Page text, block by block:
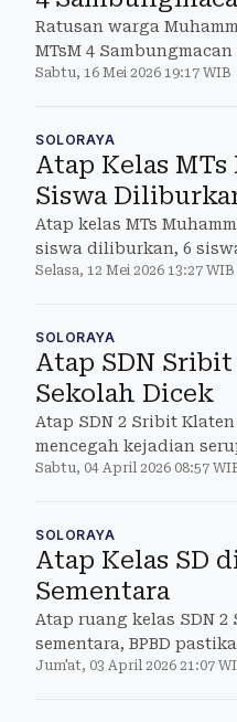
Ratusan warga
MTsM 4
Sabtu, 16 Mei 2026 19:17 WIB
SOLORAYA
Atap Kelas
Siswa
Atap kelas MTs
siswa diliburkan, 6
Selasa, 12 Mei 2026 13:27 WIB
SOLORAYA
Atap SDN
Sekolah Dicek
Atap SDN 2 Sribit
mencegah kejadian
Sabtu, 04 April 2026 08:57
SOLORAYA
Atap Kelas SD
Sementara
Atap ruang kelas SDN
sementara, BPBD
Jum'at, 03 April 2026 21:07